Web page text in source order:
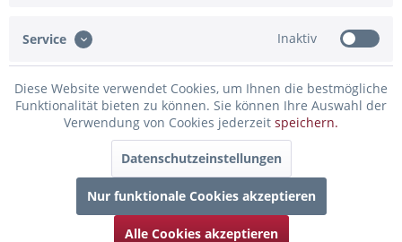
Infos zum Hersteller
Folgende Infos zum Hersteller sind verfübar......mehr
Zubehör 6
Kunden kauften auch
Kunden haben sich ebenfalls angesehen
Service Inaktiv
Diese Website verwendet Cookies, um Ihnen die bestmögliche
Funktionalität bieten zu können. Sie können Ihre Auswahl der
Verwendung von Cookies jederzeit speichern.
Datenschutzeinstellungen
Nur funktionale Cookies akzeptieren
Alle Cookies akzeptieren